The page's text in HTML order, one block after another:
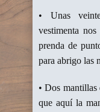
• Unas
vestimenta
prenda de
para abrigo las
• Dos
que aquí la